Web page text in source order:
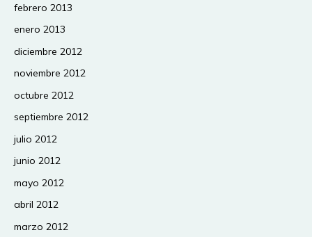
febrero 2013
enero 2013
diciembre 2012
noviembre 2012
octubre 2012
septiembre 2012
julio 2012
junio 2012
mayo 2012
abril 2012
marzo 2012